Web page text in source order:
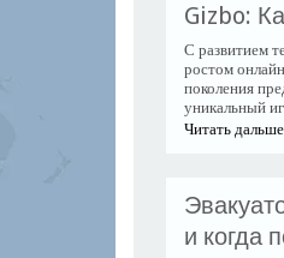
​Gizbo:
С развитием
ростом
поколения
уникальный
Читать дальше
и когда